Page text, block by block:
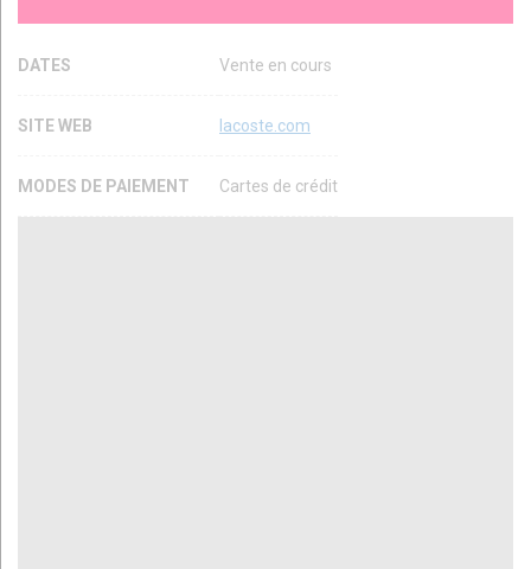
DATES Vente en cours
SITE WEB lacoste.com
MODES DE PAIEMENT Cartes de crédit